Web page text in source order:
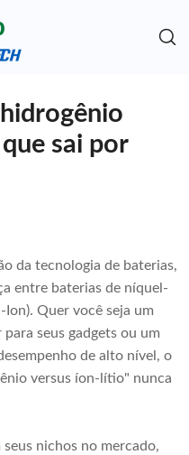
sai por
da tecnologia de baterias,
entre baterias de níquel-
Quer você seja um
seus gadgets ou um
de alto nível, o
versus íon-lítio" nunca
nichos no mercado,